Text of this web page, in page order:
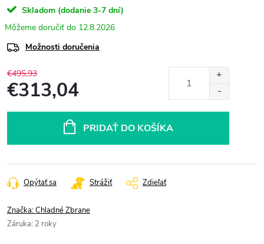
Skladom (dodanie 3-7 dní)
12.8.2026
Možnosti doručenia
€495,93
€313,04
PRIDAŤ DO KOŠÍKA
Opýtať sa Strážiť Zdieľať
Značka:Chladné Zbrane
Záruka: 2 roky